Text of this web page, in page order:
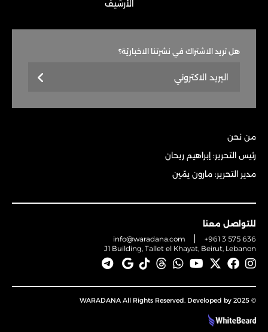
الأرشيف
هل تريد الاشتراك في نشرتنا الاخباريّة؟
من نحن
رئيس التحرير: إبراهيم ريحان
مدير التحرير: مارون يمّين
للتواصل معنا
info@waradana.com
+961 3 575 636
J1 Building, Tallet el Khayat, Beirut, Lebanon
© 2025 WARADANA All Rights Reserved. Developed by